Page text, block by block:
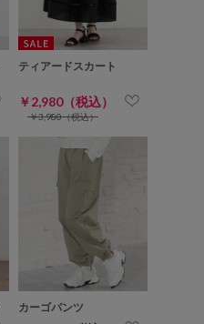
ティアードスカート
￥2,980（税込）
￥3,980（税込）
カーゴパンツ